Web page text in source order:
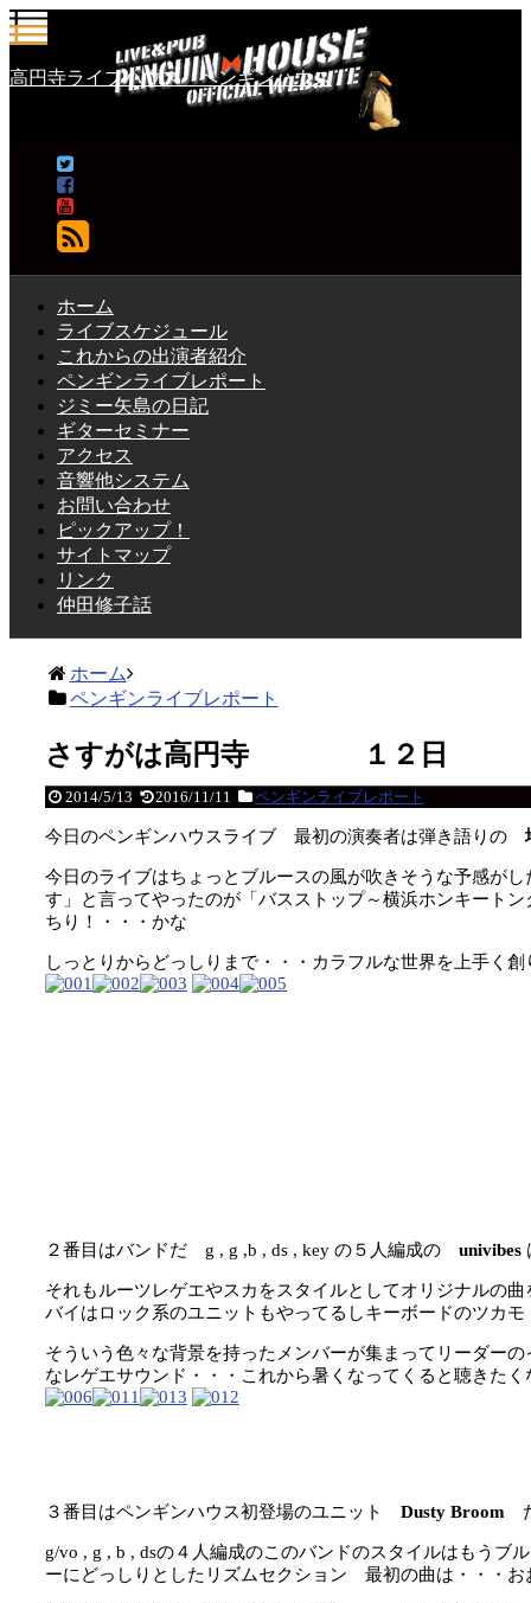
高円寺ライブハウス ペンギンハウス
ホーム
ライブスケジュール
これからの出演者紹介
ペンギンライブレポート
ジミー矢島の日記
ギターセミナー
アクセス
音響他システム
お問い合わせ
ピックアップ！
サイトマップ
リンク
仲田修子話
ホーム
ペンギンライブレポート
さすがは高円寺 １２日
2014/5/13 2016/11/11 ペンギンライブレポート
今日のペンギンハウスライブ 最初の演奏者は弾き語りの
今日のライブはちょっとブルースの風が吹きそうな予感が
す」と言ってやったのが「バスストップ～横浜ホンキート
ちり！・・・かな
しっとりからどっしりまで・・・カラフルな世界を上手く
２番目はバンドだ g , g ,b , ds , key の５人編成の univibes
それもルーツレゲエやスカをスタイルとしてオリジナルの
バイはロック系のユニットもやってるしキーボードのツカ
そういう色々な背景を持ったメンバーが集まってリーダー
なレゲエサウンド・・・これから暑くなってくると聴きたく
３番目はペンギンハウス初登場のユニット Dusty Broom
g/vo , g , b , dsの４人編成のこのバンドのスタイルはもう
ーにどっしりとしたリズムセクション 最初の曲は・・・お